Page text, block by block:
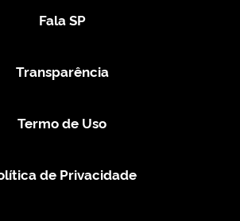
Fala SP
Transparência
Termo de Uso
de Privacidade